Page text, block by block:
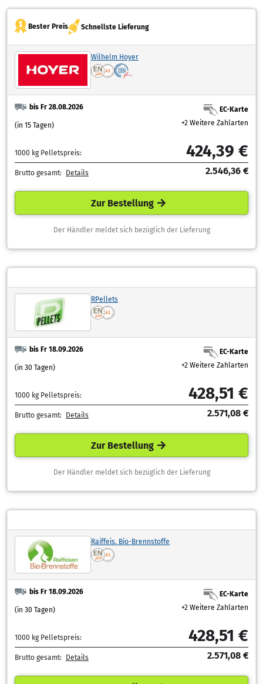
Bester Preis Schnellste Lieferung
Wilhelm Hoyer
bis Fr 28.08.2026
(in 15 Tagen)
EC-Karte
+2 Weitere Zahlarten
1000 kg Pelletspreis: 424,39 €
Brutto gesamt: Details 2.546,36 €
Zur Bestellung
Der Händler meldet sich bezüglich der Lieferung
RPellets
bis Fr 18.09.2026
(in 30 Tagen)
EC-Karte
+2 Weitere Zahlarten
1000 kg Pelletspreis: 428,51 €
Brutto gesamt: Details 2.571,08 €
Zur Bestellung
Der Händler meldet sich bezüglich der Lieferung
Raiffeis. Bio-Brennstoffe
bis Fr 18.09.2026
(in 30 Tagen)
EC-Karte
+2 Weitere Zahlarten
1000 kg Pelletspreis: 428,51 €
Brutto gesamt: Details 2.571,08 €